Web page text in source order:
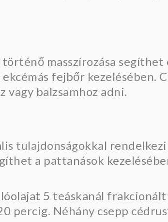
masszírozása
fejbőr kezelésében.
vagy balzsamhoz adni.
tulajdonságokkal
a pattanások
5 teáskanál frakcionált
percig. Néhány csepp